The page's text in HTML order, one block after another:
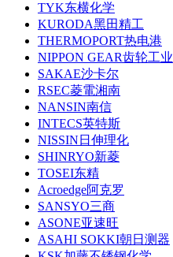
TYK东横化学
KURODA黑田精工
THERMOPORT热电港
NIPPON GEAR齿轮工业
SAKAE沙卡尔
RSEC菱電湘南
NANSIN南信
INTECS英特斯
NISSIN日伸理化
SHINRYO新菱
TOSEI东精
Acroedge阿克罗
SANSYO三商
ASONE亚速旺
ASAHI SOKKI朝日测器